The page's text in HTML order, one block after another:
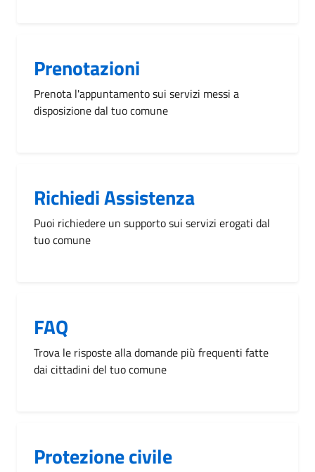
Prenotazioni
Prenota l'appuntamento sui servizi messi a
disposizione dal tuo comune
Richiedi Assistenza
Puoi richiedere un supporto sui servizi erogati dal
tuo comune
FAQ
Trova le risposte alla domande più frequenti fatte
dai cittadini del tuo comune
Protezione civile